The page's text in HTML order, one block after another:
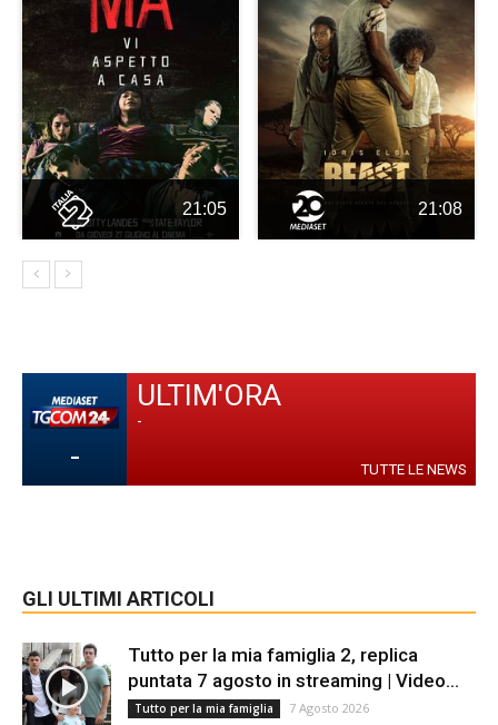
21:05 21:08
-
ULTIM'ORA
-
TUTTE LE NEWS
GLI ULTIMI ARTICOLI
Tutto per la mia famiglia 2, replica
puntata 7 agosto in streaming | Video...
Tutto per la mia famiglia 7 Agosto 2026